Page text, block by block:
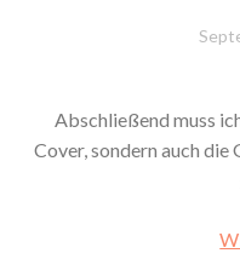
Abschließend muss
Cover, sondern auch die